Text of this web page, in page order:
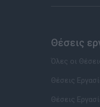
Θέσεις
Όλες οι
Θέσεις
Θέσεις